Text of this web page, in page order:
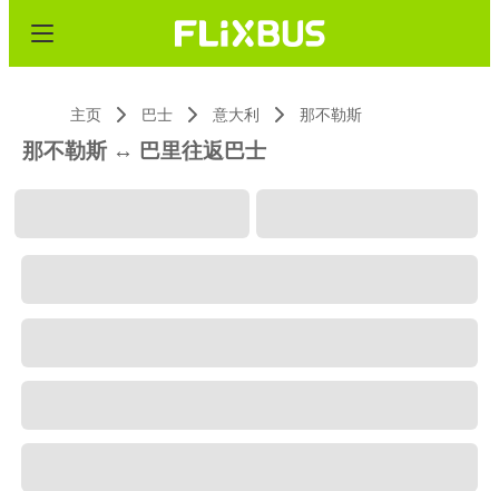
主页 巴士 意大利 那不勒斯
那不勒斯 ↔ 巴里往返巴士